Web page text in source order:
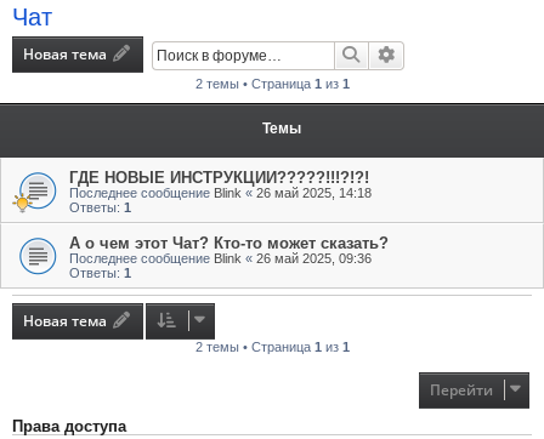
Чат
Новая тема Поиск
2 темы • Страница 1 из 1
Темы
ГДЕ НОВЫЕ ИНСТРУКЦИИ?????!!!?!?!
Последнее сообщение Blink « 26 май 2025, 14:18
Ответы: 1
А о чем этот Чат? Кто-то может сказать?
Последнее сообщение Blink « 26 май 2025, 09:36
Ответы: 1
Новая тема
2 темы • Страница 1 из 1
Перейти
Права доступа